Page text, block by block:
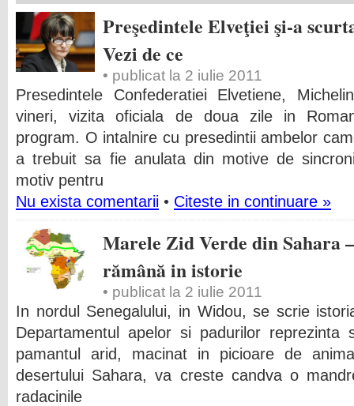
Preşedintele Elveţiei şi-a
Vezi de ce
• publicat la 2 iulie 2011
Presedintele Confederatiei Elvetiene,
vineri, vizita oficiala de doua zile in
program. O intalnire cu presedintii ambelor
a trebuit sa fie anulata din motive de
motiv pentru
Nu exista comentarii • Citeste in continuare »
Marele Zid Verde din Sahara
rămână in istorie
• publicat la 2 iulie 2011
In nordul Senegalului, in Widou, se scrie
Departamentul apelor si padurilor reprezinta
pamantul arid, macinat in picioare de
desertului Sahara, va creste candva o
radacinile